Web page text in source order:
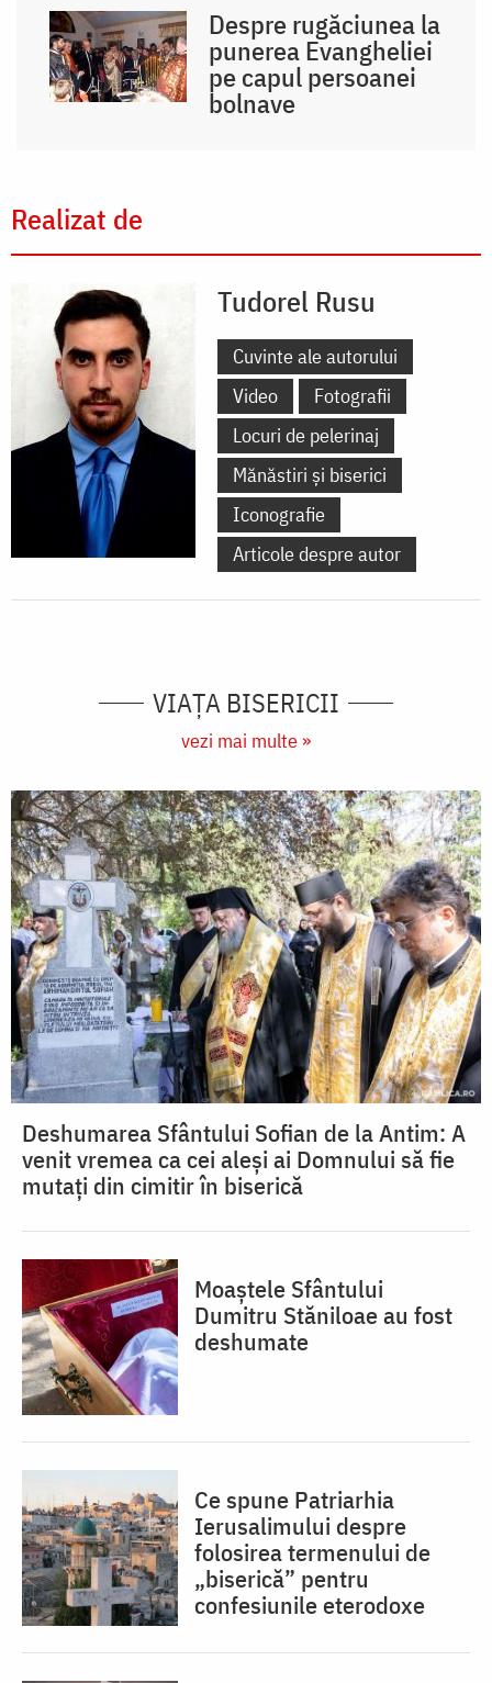
Despre rugăciunea la
punerea Evangheliei
pe capul persoanei
bolnave
Realizat de
Tudorel Rusu
Cuvinte ale autorului
Video
Fotografii
Locuri de pelerinaj
Mănăstiri și biserici
Iconografie
Articole despre autor
VIAŢA BISERICII
vezi mai multe »
Deshumarea Sfântului Sofian de la Antim: A
venit vremea ca cei aleși ai Domnului să fie
mutați din cimitir în biserică
Moaștele Sfântului
Dumitru Stăniloae au fost
deshumate
Ce spune Patriarhia
Ierusalimului despre
folosirea termenului de
„biserică” pentru
confesiunile eterodoxe